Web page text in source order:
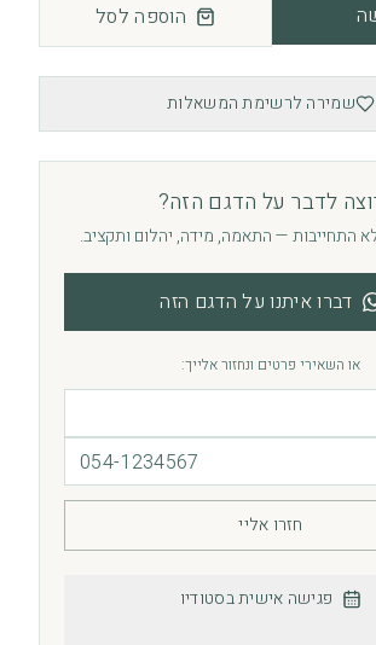
הוספה לסל
שמירה לרשימת המשאלות
לדבר על הדגם הזה?
התחייבות — התאמה, מידה, יהלום ותקציב.
דברו איתנו על הדגם הזה
או השאירי פרטים ונחזור אלייך:
חזרו אליי
פגישה אישית בסטודיו